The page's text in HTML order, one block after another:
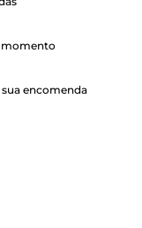
momento
encomenda